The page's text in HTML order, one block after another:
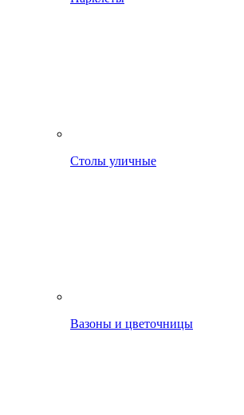
Столы уличные
Вазоны и цветочницы